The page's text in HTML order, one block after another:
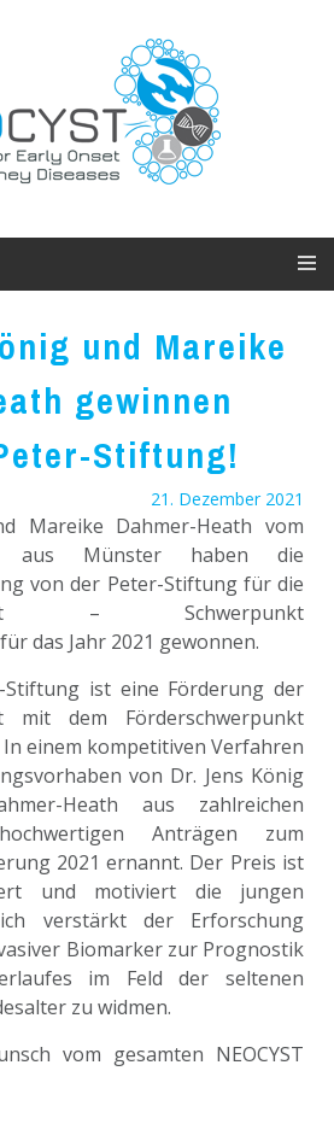
und Mareike
gewinnen
Stiftung!
21. Dezember 2021
Mareike Dahmer-Heath vom
aus Münster haben die
von der Peter-Stiftung für die
– Schwerpunkt
das Jahr 2021 gewonnen.
Stiftung ist eine Förderung der
mit dem Förderschwerpunkt
einem kompetitiven Verfahren
von Dr. Jens König
Heath aus zahlreichen
Anträgen zum
2021 ernannt. Der Preis ist
und motiviert die jungen
verstärkt der Erforschung
Biomarker zur Prognostik
im Feld der seltenen
zu widmen.
vom gesamten NEOCYST